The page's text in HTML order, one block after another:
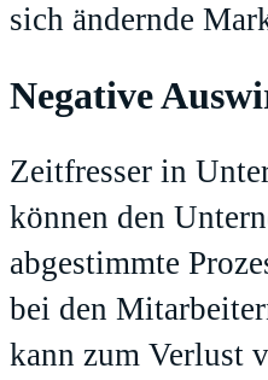
sich ändernde
Negative
Zeitfresser in
können den
abgestimmte
bei den
kann zum Verlust